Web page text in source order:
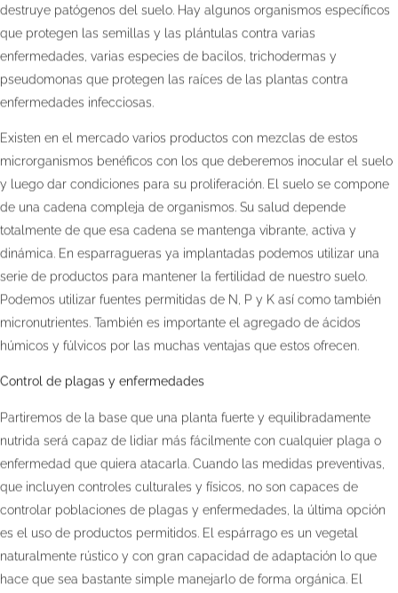
destruye patógenos del suelo. Hay algunos organismos específicos
que protegen las semillas y las plántulas contra varias
enfermedades, varias especies de bacilos, trichodermas y
pseudomonas que protegen las raíces de las plantas contra
enfermedades infecciosas.
Existen en el mercado varios productos con mezclas de estos
microrganismos benéficos con los que deberemos inocular el suelo
y luego dar condiciones para su proliferación. El suelo se compone
de una cadena compleja de organismos. Su salud depende
totalmente de que esa cadena se mantenga vibrante, activa y
dinámica. En esparragueras ya implantadas podemos utilizar una
serie de productos para mantener la fertilidad de nuestro suelo.
Podemos utilizar fuentes permitidas de N, P y K así como también
micronutrientes. También es importante el agregado de ácidos
húmicos y fúlvicos por las muchas ventajas que estos ofrecen.
Control de plagas y enfermedades
Partiremos de la base que una planta fuerte y equilibradamente
nutrida será capaz de lidiar más fácilmente con cualquier plaga o
enfermedad que quiera atacarla. Cuando las medidas preventivas,
que incluyen controles culturales y físicos, no son capaces de
controlar poblaciones de plagas y enfermedades, la última opción
es el uso de productos permitidos. El espárrago es un vegetal
naturalmente rústico y con gran capacidad de adaptación lo que
hace que sea bastante simple manejarlo de forma orgánica. El